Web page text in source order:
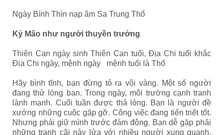
Ngày Bính Thìn nạp âm Sa Trung Thổ
Kỷ Mão như người thuyền trưởng
Thiên Can ngày sinh Thiên Can tuổi, Địa Chi tuổi khắc
Địa Chi ngày, mệnh ngày mệnh tuổi là Thổ
Hãy bình tĩnh, bạn đừng tỏ ra vội vàng. Một số người
đang thử lòng bạn. Trong ngày, môi trường cạnh tranh
lành mạnh. Cuối tuần được thả lỏng. Bạn là người đề
xướng những cuộc gặp gỡ. Công việc đang tiến triết tốt.
Nhưng phải giữ mình trước đám đông. Bạn dễ gặp phải
những tranh cãi nảy lửa với nhiều người xung quanh.